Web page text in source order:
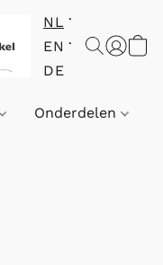
NL
EN
DE
Onderdelen